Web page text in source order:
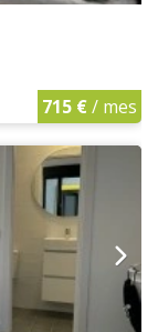
715 €/ mes